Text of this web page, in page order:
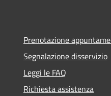
Prenotazione
Segnalazione disservizio
Leggi le FAQ
Richiesta assistenza